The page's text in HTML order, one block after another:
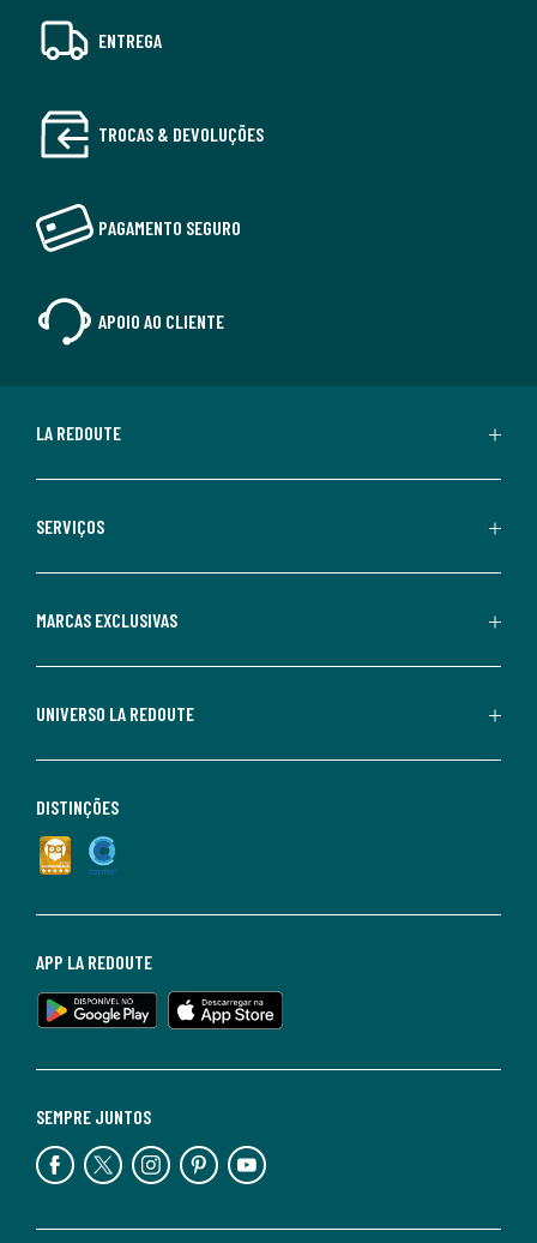
ENTREGA
TROCAS & DEVOLUÇÕES
PAGAMENTO SEGURO
APOIO AO CLIENTE
LA REDOUTE
SERVIÇOS
MARCAS EXCLUSIVAS
UNIVERSO LA REDOUTE
SEMPRE JUNTOS
APP LA REDOUTE
DISTINÇÕES